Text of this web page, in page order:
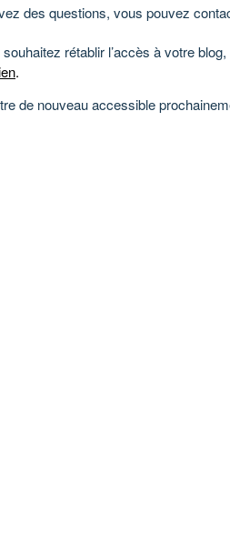
des questions, vous pouvez
rétablir l’accès à votre
.
de nouveau accessible